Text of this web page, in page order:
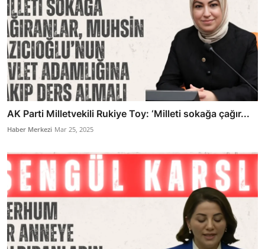
AK Parti Milletvekili Rukiye Toy: ‘Milleti sokağa çağır...
Haber Merkezi Mar 25, 2025